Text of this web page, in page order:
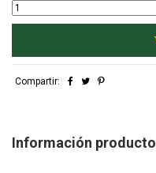
Compartir:
Información producto